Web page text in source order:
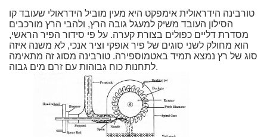
טורבינה הידראולית אימפקט היא מעין מוביל הידראולי שעובד קו
הסילון העובד משיק למעגל גובה הרץ, ולהבי הרץ מורכבים
מסדרת דליים כפולים בצורת קערה. על פי סידור הפיר הראשי,
הוא מחולק לשני סוגים של פיר אופקי וציר אנכי, לא משנה איזה
סוג של רץ נמצא תמיד באטמוספירה. טורבינה מסוג זה מתאימה
לתחנות כוח גבוהות עם זרם מים גבוה.